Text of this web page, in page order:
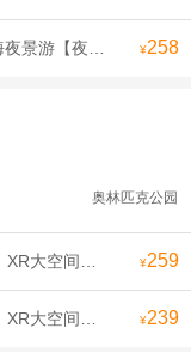
¥258
奥林匹克公园
¥259
¥239